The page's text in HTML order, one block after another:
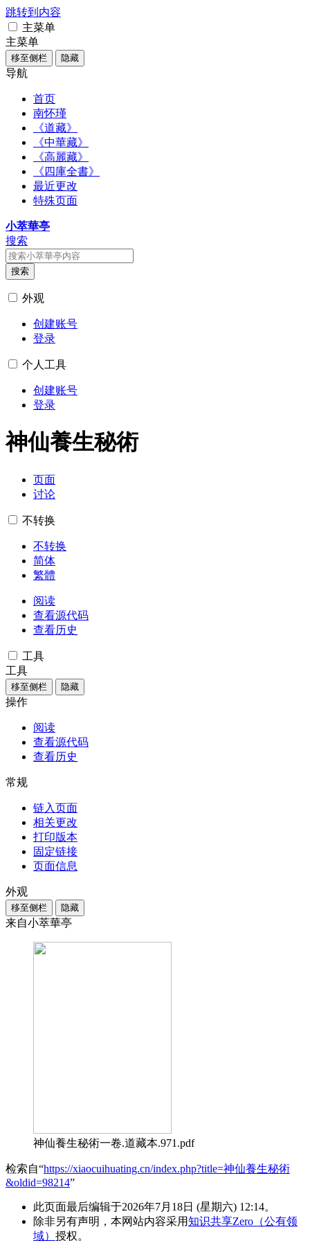
跳转到内容
主菜单
主菜单
移至侧栏 隐藏
导航
首页
南怀瑾
《道藏》
《中華藏》
《高麗藏》
《四庫全書》
最近更改
特殊页面
小萃華亭
搜索
搜索
外观
创建账号
登录
个人工具
创建账号
登录
神仙養生秘術
页面
讨论
不转换
不转换
简体
繁體
阅读
查看源代码
查看历史
工具
工具
移至侧栏 隐藏
操作
阅读
查看源代码
查看历史
常规
链入页面
相关更改
打印版本
固定链接
页面信息
外观
移至侧栏 隐藏
来自小萃華亭
神仙養生秘術一卷.道藏本.971.pdf
检索自“https://xiaocuihuating.cn/index.php?title=神仙養生秘術
&oldid=98214”
此页面最后编辑于2026年7月18日 (星期六) 12:14。
除非另有声明，本网站内容采用知识共享Zero（公有领
域） 授权。